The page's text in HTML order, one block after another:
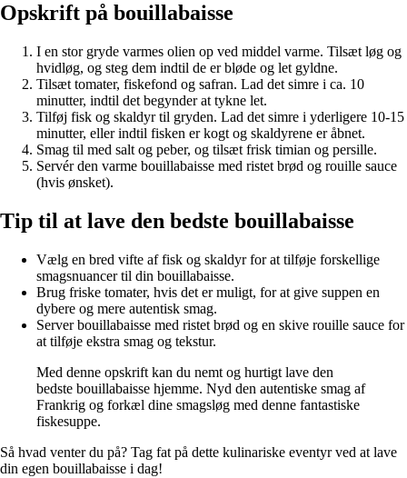
Opskrift på bouillabaisse
I en stor gryde varmes olien op ved middel varme. Tilsæt løg og
hvidløg, og steg dem indtil de er bløde og let gyldne.
Tilsæt tomater, fiskefond og safran. Lad det simre i ca. 10
minutter, indtil det begynder at tykne let.
Tilføj fisk og skaldyr til gryden. Lad det simre i yderligere 10-15
minutter, eller indtil fisken er kogt og skaldyrene er åbnet.
Smag til med salt og peber, og tilsæt frisk timian og persille.
Servér den varme bouillabaisse med ristet brød og rouille sauce
(hvis ønsket).
Tip til at lave den bedste bouillabaisse
Vælg en bred vifte af fisk og skaldyr for at tilføje forskellige
smagsnuancer til din bouillabaisse.
Brug friske tomater, hvis det er muligt, for at give suppen en
dybere og mere autentisk smag.
Server bouillabaisse med ristet brød og en skive rouille sauce for
at tilføje ekstra smag og tekstur.
Med denne opskrift kan du nemt og hurtigt lave den
bedste bouillabaisse hjemme. Nyd den autentiske smag af
Frankrig og forkæl dine smagsløg med denne fantastiske
fiskesuppe.
Så hvad venter du på? Tag fat på dette kulinariske eventyr ved at lave
din egen bouillabaisse i dag!